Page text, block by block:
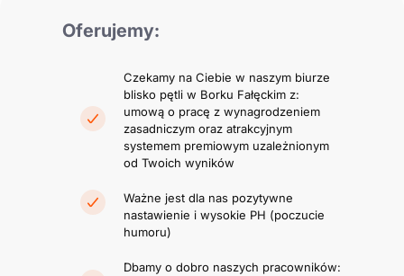
Oferujemy:
Czekamy na Ciebie w naszym biurze
blisko pętli w Borku Fałęckim z:
umową o pracę z wynagrodzeniem
zasadniczym oraz atrakcyjnym
systemem premiowym uzależnionym
od Twoich wyników
Ważne jest dla nas pozytywne
nastawienie i wysokie PH (poczucie
humoru)
Dbamy o dobro naszych pracowników: